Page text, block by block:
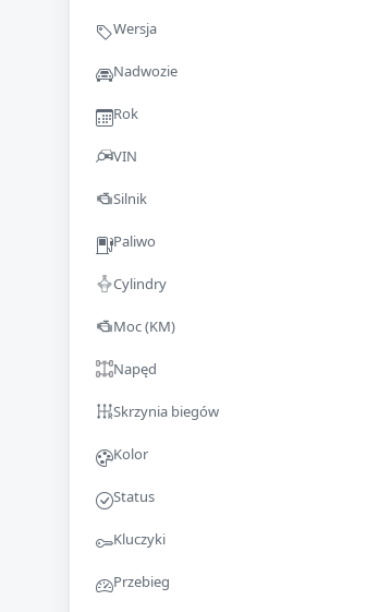
Wersja
Nadwozie
Rok
VIN
Silnik
Paliwo
Cylindry
Moc (KM)
Napęd
Skrzynia biegów
Kolor
Status
Kluczyki
Przebieg